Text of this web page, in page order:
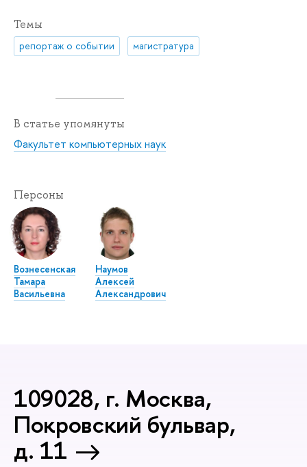
Темы
репортаж о событии магистратура
В статье упомянуты
Факультет компьютерных наук
Персоны
Вознесенская
Тамара
Васильевна
Наумов
Алексей
Александрович
109028, г. Москва,
Покровский бульвар,
д. 11